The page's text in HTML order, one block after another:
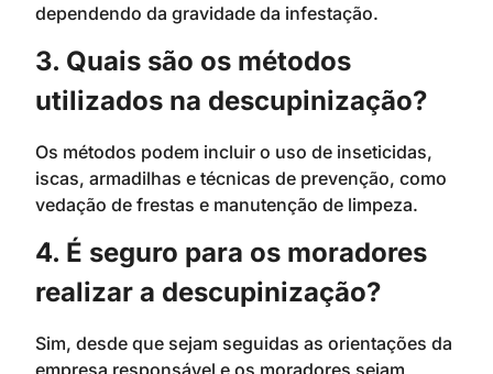
dependendo da gravidade da infestação.
3. Quais são os métodos
utilizados na descupinização?
Os métodos podem incluir o uso de inseticidas,
iscas, armadilhas e técnicas de prevenção, como
vedação de frestas e manutenção de limpeza.
4. É seguro para os moradores
realizar a descupinização?
Sim, desde que sejam seguidas as orientações da